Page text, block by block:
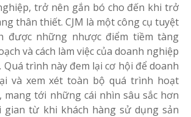
trở nên gắn bó cho đến khi trở
thân thiết. CJM là một công cụ tuyệt
được những nhược điểm tiềm tàng
và cách làm việc của doanh nghiệp
Quá trình này đem lại cơ hội để doanh
và xem xét toàn bộ quá trình hoạt
mang tới những cái nhìn sâu sắc hơn
gian từ khi khách hàng sử dụng sản